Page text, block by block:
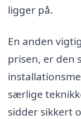
ligger på.
En anden
prisen, er den
særlige
sidder sikkert